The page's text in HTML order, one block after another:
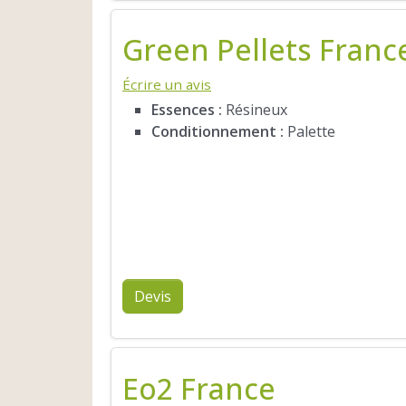
Green Pellets
Écrire un avis
Essences : Résineux
Conditionnement : Palette
Devis
Eo2 France